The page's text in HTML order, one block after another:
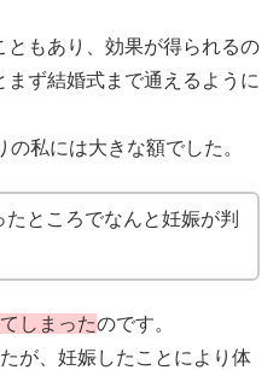
ともあり、効果が得られるの
ず結婚式まで通えるように
私には大きな額でした。
たところでなんと妊娠が判
しまったのです。
が、妊娠したことにより体